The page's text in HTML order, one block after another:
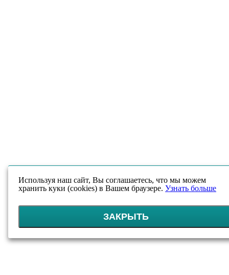
Используя наш сайт, Вы соглашаетесь, что мы можем
хранить куки (cookies) в Вашем браузере. Узнать больше
ЗАКРЫТЬ